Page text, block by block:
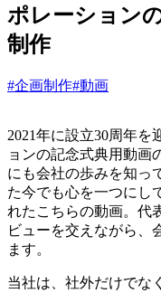
ポレーション
制作
#企画制作#動画
2021年に設立30周年
ョンの記念式典用動画
にも会社の歩みを知っ
た今でも心を一つにし
れたこちらの動画。代
ビューを交えながら、
ます。
当社は、社外だけでな